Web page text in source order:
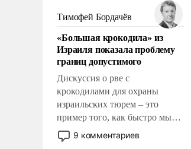
налогоплательщиков и где
Еревану за свои поступки не
нужно отвечать.
Тимофей Бордачёв
«Большая крокодила» из
Израиля показала проблему
границ допустимого
Дискуссия о рве с
крокодилами для охраны
израильских тюрем – это
пример того, как быстро мы
двигаемся по пути
революционных изменений.
9 комментариев